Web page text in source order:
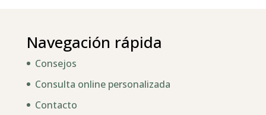
Navegación rápida
Consejos
Consulta online personalizada
Contacto